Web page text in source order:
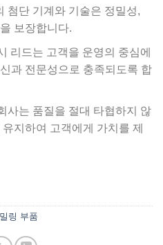
첨단 기계와 기술은 정밀성,
보장합니다.
리드는 고객을 운영의 중심에
과 전문성으로 충족되도록 합
사는 품질을 절대 타협하지 않
지하여 고객에게 가치를 제
링 부품